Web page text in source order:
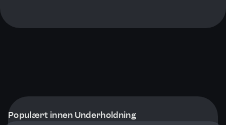
Populært innen Underholdning